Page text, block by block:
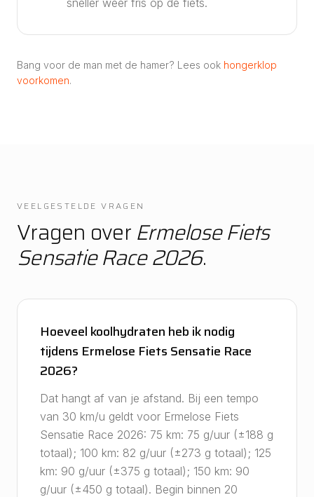
sneller weer fris op de fiets.
Bang voor de man met de hamer? Lees ook hongerklop
voorkomen.
VEELGESTELDE VRAGEN
Vragen overErmelose Fiets
Sensatie Race 2026.
Hoeveel koolhydraten heb ik nodig
tijdens Ermelose Fiets Sensatie Race
2026?
Dat hangt af van je afstand. Bij een tempo
van 30 km/u geldt voor Ermelose Fiets
Sensatie Race 2026: 75 km: 75 g/uur (±188 g
totaal); 100 km: 82 g/uur (±273 g totaal); 125
km: 90 g/uur (±375 g totaal); 150 km: 90
g/uur (±450 g totaal). Begin binnen 20